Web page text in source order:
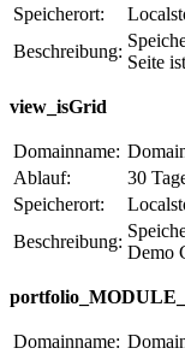
Speicherort:
Beschreibung:
Seite
view_isGrid
Domainname:
Ablauf:
30
Speicherort:
Beschreibung:
Demo
Domainname: